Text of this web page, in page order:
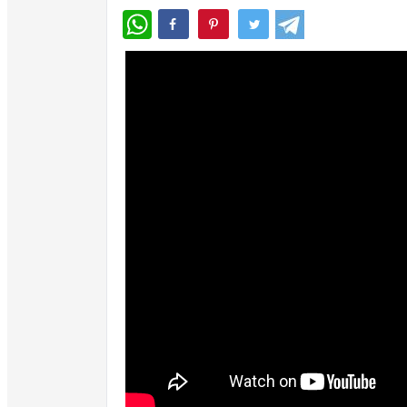
WhatsApp